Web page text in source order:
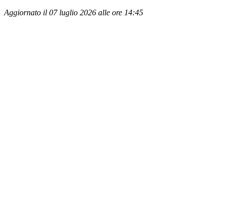
Aggiornato il 07 luglio 2026 alle ore 14:45